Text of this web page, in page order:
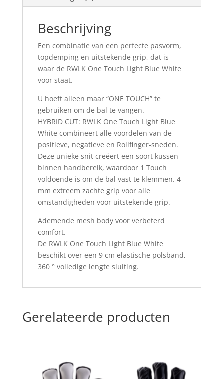
Beschrijving
Een combinatie van een perfecte pasvorm,
topdemping en uitstekende grip, dat is
waar de RWLK One Touch Light Blue White
voor staat.
U hoeft alleen maar “ONE TOUCH” te
gebruiken om de bal te vangen.
HYBRID CUT: RWLK One Touch Light Blue
White combineert alle voordelen van de
positieve, negatieve en Rollfinger-sneden.
Deze unieke snit creëert een soort kussen
binnen handbereik, waardoor 1 Touch
voldoende is om de bal vast te klemmen. 4
mm extreem zachte grip voor alle
omstandigheden voor uitstekende grip.
Ademende mesh body voor verbeterd
comfort.
De RWLK One Touch Light Blue White
beschikt over een 9 cm elastische polsband,
360 ° volledige lengte sluiting.
Gerelateerde producten